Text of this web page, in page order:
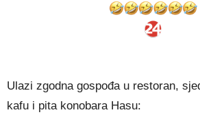
Ulazi zgodna gospođa u restoran,
kafu i pita konobara Hasu: